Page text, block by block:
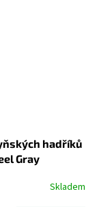
hadříků
Gray
Skladem